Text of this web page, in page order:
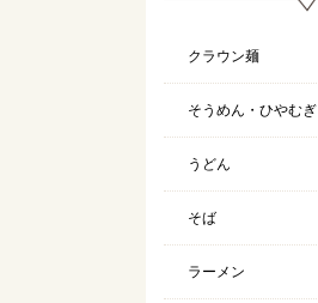
クラウン麺
そうめん・ひやむぎ
うどん
そば
ラーメン